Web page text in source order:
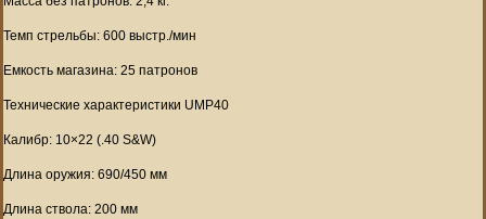
Темп стрельбы: 600 выстр./мин
Емкость магазина: 25 патронов
Технические характеристики UMP40
Калибр: 10×22 (.40 S&W)
Длина оружия: 690/450 мм
Длина ствола: 200 мм